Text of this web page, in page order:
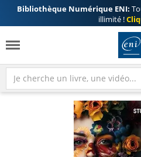
Bibliothèque Numérique ENI:
illimité !